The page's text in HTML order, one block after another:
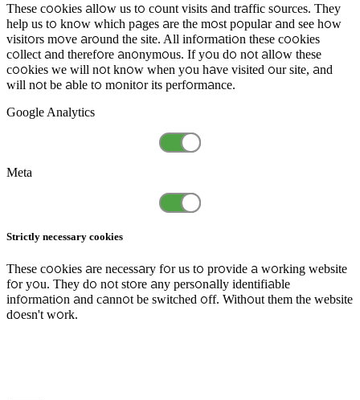
These cookies allow us to count visits and traffic sources. They
help us to know which pages are the most popular and see how
visitors move around the site. All information these cookies
collect and therefore anonymous. If you do not allow these
cookies we will not know when you have visited our site, and
will not be able to monitor its performance.
Google Analytics
Meta
Strictly necessary cookies
These cookies are necessary for us to provide a working website
for you. They do not store any personally identifiable
information and cannot be switched off. Without them the website
doesn't work.